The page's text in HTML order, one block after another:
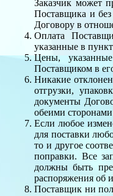
Заказчик может
Поставщика и
Договору в
Оплата
указанные в
Цены,
Поставщиком в
Никакие
отгрузки,
документы
обеими
Если любое
для поставки
то и другое
поправки. Все
должны быть
распоряжения об
Поставщик ни